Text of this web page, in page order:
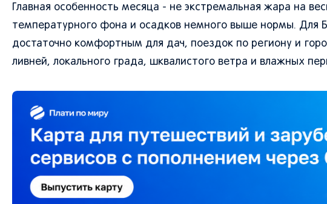
Главная особенность месяца - не экстремальная жара на
температурного фона и осадков немного выше нормы. Для
достаточно комфортным для дач, поездок по региону и
ливней, локального града, шквалистого ветра и влажных